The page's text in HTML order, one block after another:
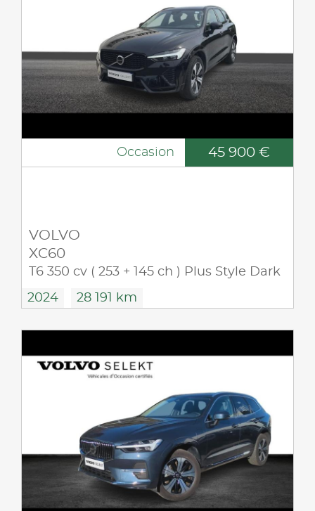
Occasion 45 900 €
VOLVO
XC60
T6 350 cv ( 253 + 145 ch ) Plus Style Dark
2024 28 191 km